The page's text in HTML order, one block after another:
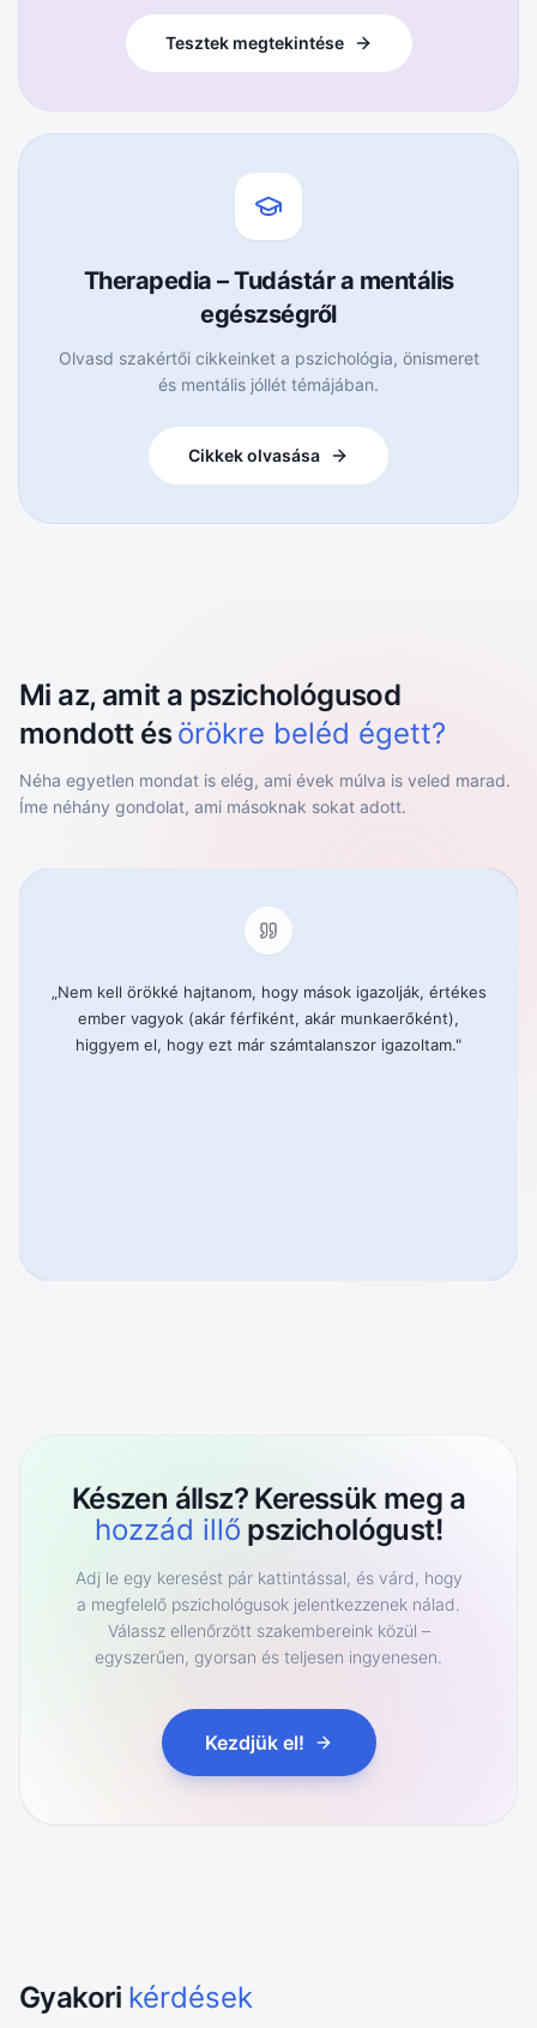
Tesztek megtekintése
Therapedia – Tudástár a mentális
egészségről
Olvasd szakértői cikkeinket a pszichológia, önismeret
és mentális jóllét témájában.
Cikkek olvasása
Mi az, amit a pszichológusod
mondott ésörökre beléd égett?
Néha egyetlen mondat is elég, ami évek múlva is veled marad.
Íme néhány gondolat, ami másoknak sokat adott.
„Nem kell örökké hajtanom, hogy mások igazolják, értékes
ember vagyok (akár férfiként, akár munkaerőként),
higgyem el, hogy ezt már számtalanszor igazoltam."
Készen állsz? Keressük meg a
hozzád illő pszichológust!
Adj le egy keresést pár kattintással, és várd, hogy
a megfelelő pszichológusok jelentkezzenek nálad.
Válassz ellenőrzött szakembereink közül –
egyszerűen, gyorsan és teljesen ingyenesen.
Kezdjük el!
Gyakori kérdések